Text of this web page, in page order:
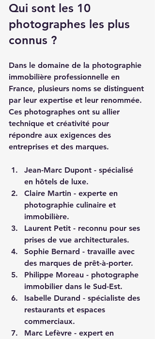
Qui sont les 10
photographes les plus
connus ?
Dans le domaine de la photographie
immobilière professionnelle en
France, plusieurs noms se distinguent
par leur expertise et leur renommée.
Ces photographes ont su allier
technique et créativité pour
répondre aux exigences des
entreprises et des marques.
Jean-Marc Dupont - spécialisé
en hôtels de luxe.
Claire Martin - experte en
photographie culinaire et
immobilière.
Laurent Petit - reconnu pour ses
prises de vue architecturales.
Sophie Bernard - travaille avec
des marques de prêt-à-porter.
Philippe Moreau - photographe
immobilier dans le Sud-Est.
Isabelle Durand - spécialiste des
restaurants et espaces
commerciaux.
Marc Lefèvre - expert en